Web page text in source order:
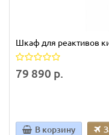
Шкаф для реактивов
79 890 р.
В корзину